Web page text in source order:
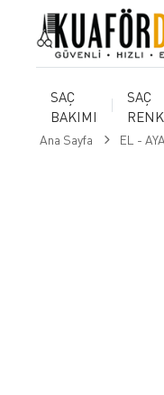
SAÇ
BAKIMI
SAÇ
Ana Sayfa EL -